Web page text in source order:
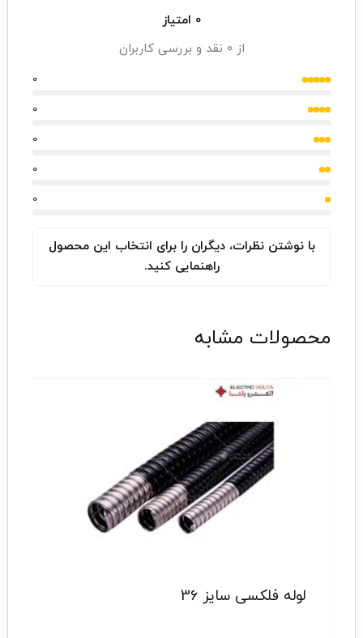
0 امتیاز
از 0 نقد و بررسی کاربران
0
0
0
0
0
با نوشتن نظرات، دیگران را برای انتخاب این محصول
راهنمایی کنید.
محصولات مشابه
لوله فلکسی سایز 36